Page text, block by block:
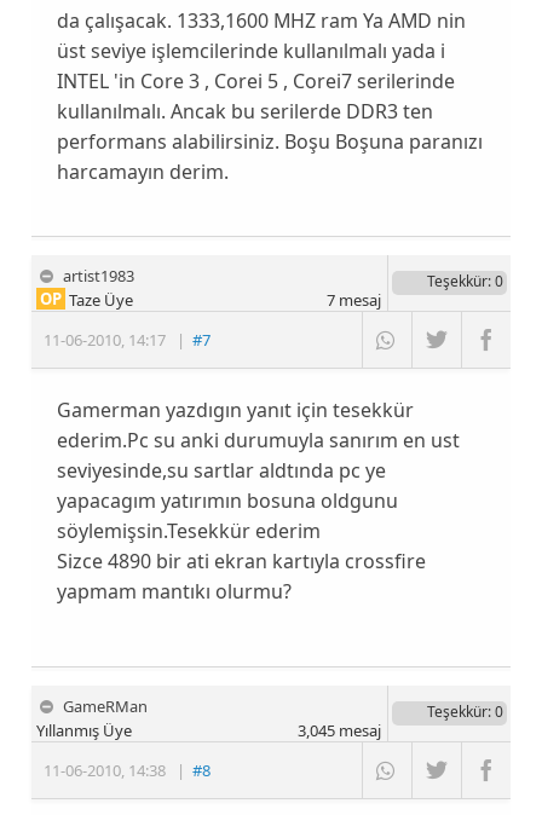
da çalışacak. 1333,1600 MHZ ram Ya AMD nin
üst seviye işlemcilerinde kullanılmalı yada i
INTEL 'in Core 3 , Corei 5 , Corei7 serilerinde
kullanılmalı. Ancak bu serilerde DDR3 ten
performans alabilirsiniz. Boşu Boşuna paranızı
harcamayın derim.
artist1983
11-06-2010 14:17 |#7
OP Taze Üye
Teşekkür: 0
7mesaj
Gamerman yazdıgın yanıt için tesekkür
ederim.Pc su anki durumuyla sanırım en ust
seviyesinde,su sartlar aldtında pc ye
yapacagım yatırımın bosuna oldgunu
söylemişsin.Tesekkür ederim
Sizce 4890 bir ati ekran kartıyla crossfire
yapmam mantıkı olurmu?
GameRMan
11-06-2010, 14:38 |#8
Yıllanmış Üye
Teşekkür: 0
3,045mesaj